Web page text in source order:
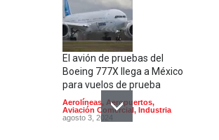
El avión de pruebas del
Boeing 777X llega a México
para vuelos de prueba
Aerolíneas, Aeropuertos,
Aviación Comercial, Industria
agosto 3, 2024